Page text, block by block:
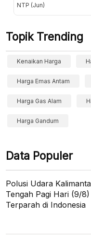
NTP (Jun)
Topik Trending
Kenaikan Harga
Harga Emas Antam
Harga Gas Alam
Harga Gandum
Data Populer
Polusi Udara
Tengah Pagi Hari (9/8)
Terparah di Indonesia